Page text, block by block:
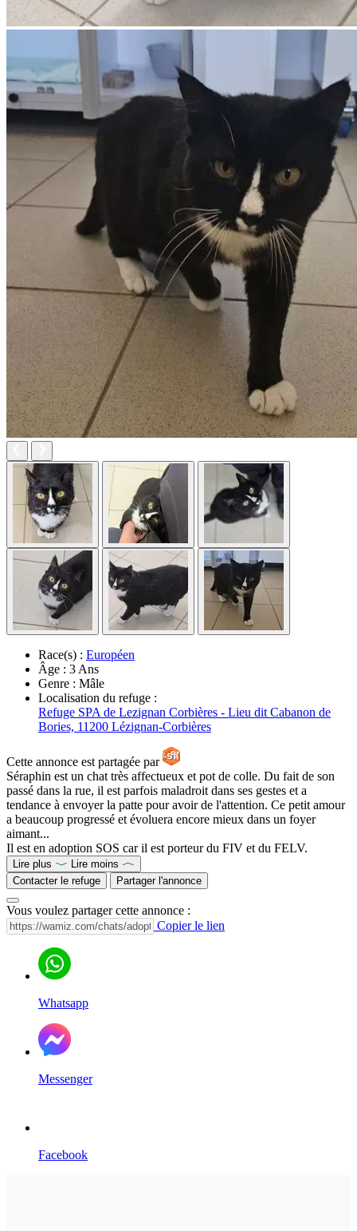
Race(s) : Européen
Âge : 3 Ans
Genre : Mâle
Localisation du refuge :
Refuge SPA de Lezignan Corbières - Lieu dit Cabanon de
Bories, 11200 Lézignan-Corbières
Cette annonce est partagée par
Séraphin est un chat très affectueux et pot de colle. Du fait de son
passé dans la rue, il est parfois maladroit dans ses gestes et a
tendance à envoyer la patte pour avoir de l'attention. Ce petit amour
a beaucoup progressé et évoluera encore mieux dans un foyer
aimant...
Il est en adoption SOS car il est porteur du FIV et du FELV.
Lire plus
Lire moins
Contacter le refuge
Partager l'annonce
Vous voulez partager cette annonce :
Copier le lien
Whatsapp
Messenger
Facebook